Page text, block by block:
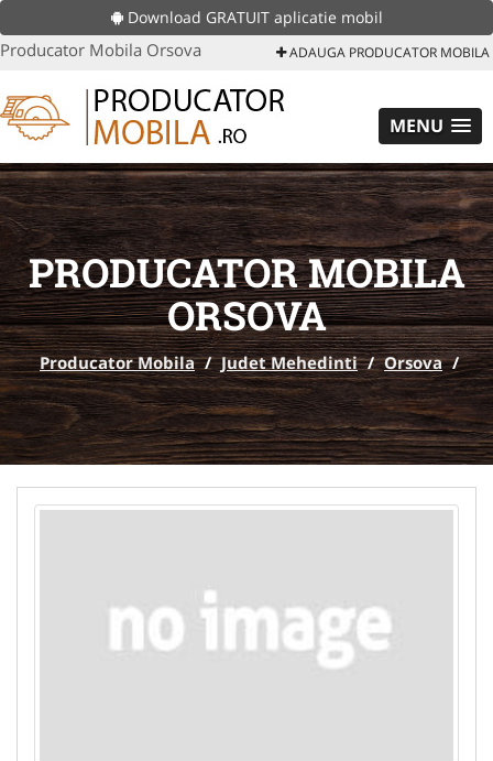
Download GRATUIT aplicatie mobil
Producator Mobila Orsova ADAUGA PRODUCATOR MOBILA
MENU
PRODUCATOR MOBILA
ORSOVA
Producator Mobila / Judet Mehedinti / Orsova /